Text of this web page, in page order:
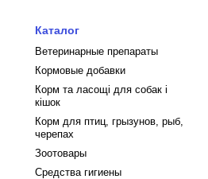
Каталог
Ветеринарные препараты
Кормовые добавки
Корм та ласощі для собак і
кішок
Корм для птиц, грызунов, рыб,
черепах
Зоотовары
Средства гигиены